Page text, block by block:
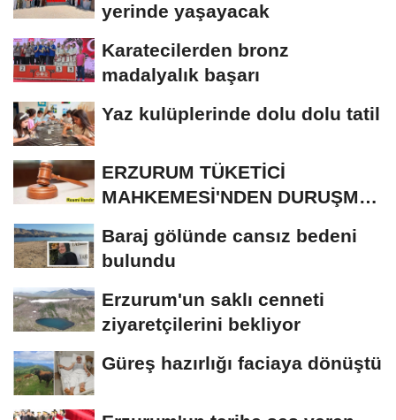
yerinde yaşayacak
Karatecilerden bronz
madalyalık başarı
Yaz kulüplerinde dolu dolu tatil
ERZURUM TÜKETİCİ
MAHKEMESİ'NDEN DURUŞMA
Baraj gölünde cansız bedeni
bulundu
Erzurum'un saklı cenneti
ziyaretçilerini bekliyor
Güreş hazırlığı faciaya dönüştü